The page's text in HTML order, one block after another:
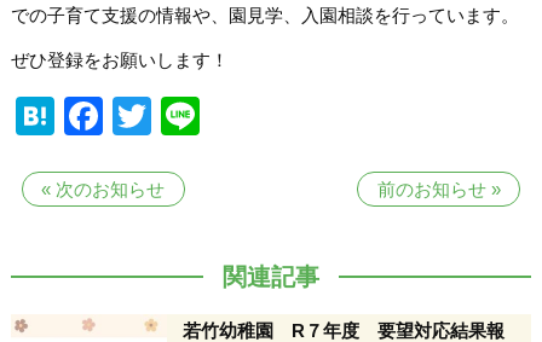
での子育て支援の情報や、園見学、入園相談を行っています。
ぜひ登録をお願いします！
Hatena
Facebook
Twitter
前のお知らせ»
« 次のお知らせ
関連記事
若竹幼稚園 R７年度 要望対応結果報